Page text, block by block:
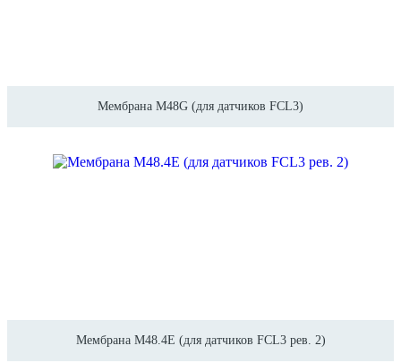
Мембрана M48G (для датчиков FCL3)
Мембрана M48.4E (для датчиков FCL3 рев. 2)